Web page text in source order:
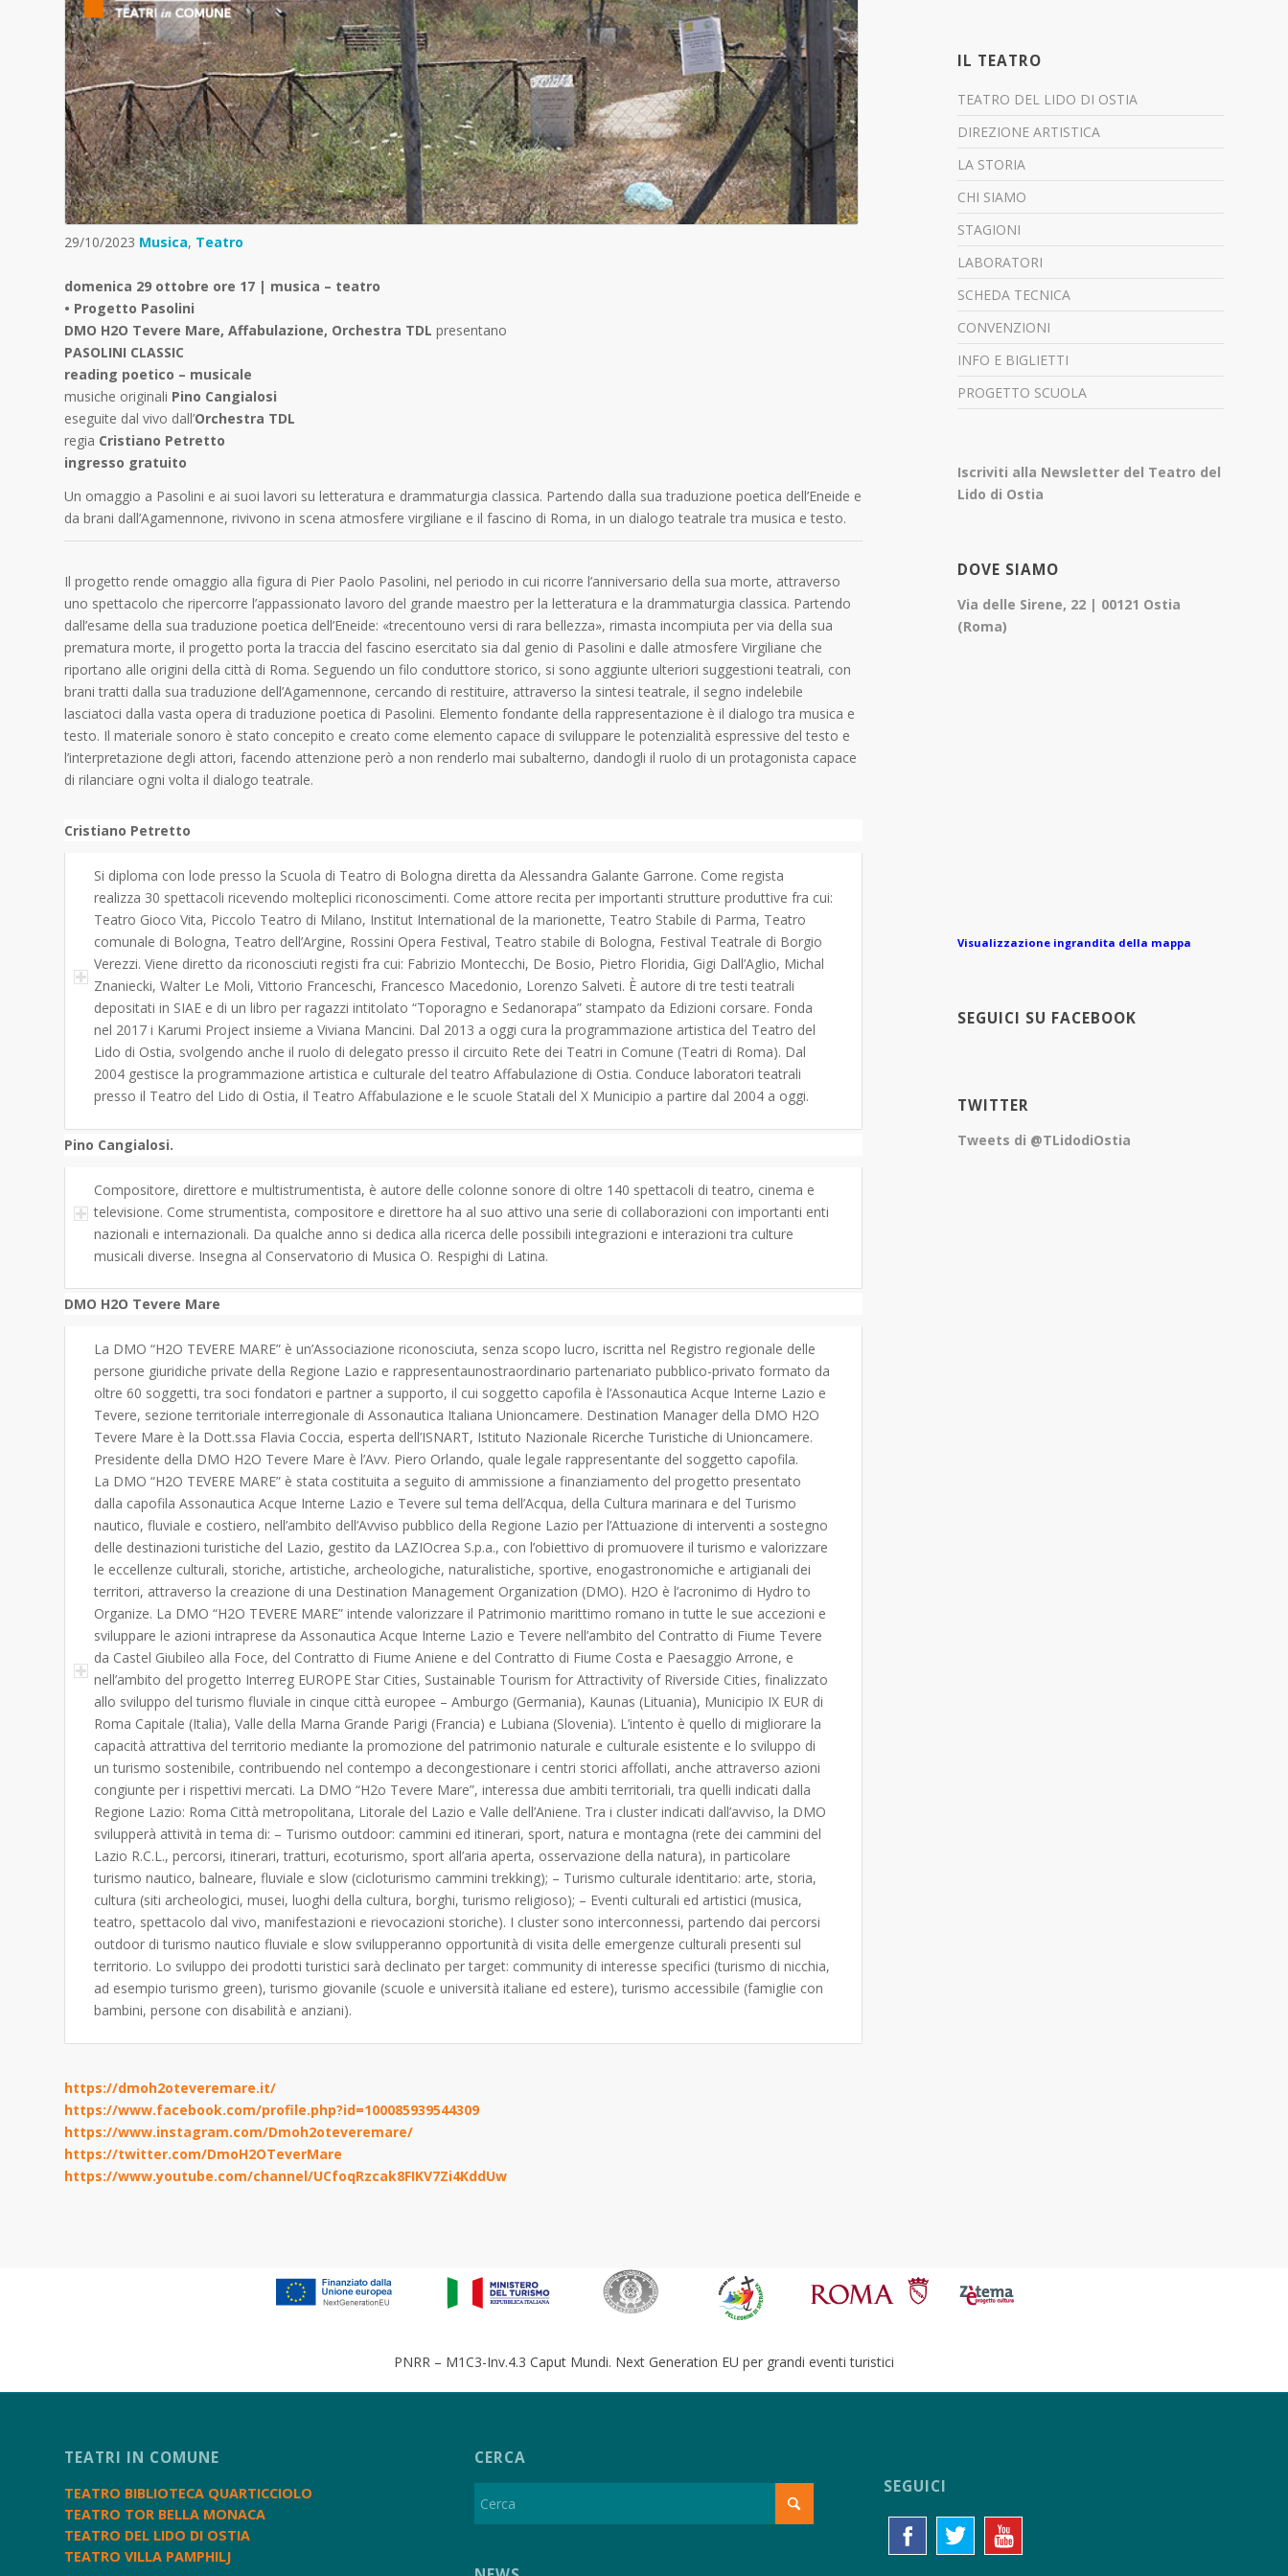
29/10/2023 Musica, Teatro
domenica 29 ottobre ore 17 | musica – teatro
• Progetto Pasolini
DMO H2O Tevere Mare, Affabulazione, Orchestra TDL presentano
PASOLINI CLASSIC
reading poetico – musicale
musiche originali Pino Cangialosi
eseguite dal vivo dall’Orchestra TDL
regia Cristiano Petretto
ingresso gratuito
Un omaggio a Pasolini e ai suoi lavori su letteratura e drammaturgia classica. Partendo dalla sua traduzione poetica dell’Eneide e
da brani dall’Agamennone, rivivono in scena atmosfere virgiliane e il fascino di Roma, in un dialogo teatrale tra musica e testo.
Il progetto rende omaggio alla figura di Pier Paolo Pasolini, nel periodo in cui ricorre l’anniversario della sua morte, attraverso
uno spettacolo che ripercorre l’appassionato lavoro del grande maestro per la letteratura e la drammaturgia classica. Partendo
dall’esame della sua traduzione poetica dell’Eneide: «trecentouno versi di rara bellezza», rimasta incompiuta per via della sua
prematura morte, il progetto porta la traccia del fascino esercitato sia dal genio di Pasolini e dalle atmosfere Virgiliane che
riportano alle origini della città di Roma. Seguendo un filo conduttore storico, si sono aggiunte ulteriori suggestioni teatrali, con
brani tratti dalla sua traduzione dell’Agamennone, cercando di restituire, attraverso la sintesi teatrale, il segno indelebile
lasciatoci dalla vasta opera di traduzione poetica di Pasolini. Elemento fondante della rappresentazione è il dialogo tra musica e
testo. Il materiale sonoro è stato concepito e creato come elemento capace di sviluppare le potenzialità espressive del testo e
l’interpretazione degli attori, facendo attenzione però a non renderlo mai subalterno, dandogli il ruolo di un protagonista capace
di rilanciare ogni volta il dialogo teatrale.
Cristiano Petretto
Si diploma con lode presso la Scuola di Teatro di Bologna diretta da Alessandra Galante Garrone. Come regista
realizza 30 spettacoli ricevendo molteplici riconoscimenti. Come attore recita per importanti strutture produttive fra cui:
Teatro Gioco Vita, Piccolo Teatro di Milano, Institut International de la marionette, Teatro Stabile di Parma, Teatro
comunale di Bologna, Teatro dell’Argine, Rossini Opera Festival, Teatro stabile di Bologna, Festival Teatrale di Borgio
Verezzi. Viene diretto da riconosciuti registi fra cui: Fabrizio Montecchi, De Bosio, Pietro Floridia, Gigi Dall’Aglio, Michal
Znaniecki, Walter Le Moli, Vittorio Franceschi, Francesco Macedonio, Lorenzo Salveti. È autore di tre testi teatrali
depositati in SIAE e di un libro per ragazzi intitolato “Toporagno e Sedanorapa” stampato da Edizioni corsare. Fonda
nel 2017 i Karumi Project insieme a Viviana Mancini. Dal 2013 a oggi cura la programmazione artistica del Teatro del
Lido di Ostia, svolgendo anche il ruolo di delegato presso il circuito Rete dei Teatri in Comune (Teatri di Roma). Dal
2004 gestisce la programmazione artistica e culturale del teatro Affabulazione di Ostia. Conduce laboratori teatrali
presso il Teatro del Lido di Ostia, il Teatro Affabulazione e le scuole Statali del X Municipio a partire dal 2004 a oggi.
Pino Cangialosi.
Compositore, direttore e multistrumentista, è autore delle colonne sonore di oltre 140 spettacoli di teatro, cinema e
televisione. Come strumentista, compositore e direttore ha al suo attivo una serie di collaborazioni con importanti enti
nazionali e internazionali. Da qualche anno si dedica alla ricerca delle possibili integrazioni e interazioni tra culture
musicali diverse. Insegna al Conservatorio di Musica O. Respighi di Latina.
DMO H2O Tevere Mare
La DMO “H2O TEVERE MARE” è un’Associazione riconosciuta, senza scopo lucro, iscritta nel Registro regionale delle
persone giuridiche private della Regione Lazio e rappresentaunostraordinario partenariato pubblico-privato formato da
oltre 60 soggetti, tra soci fondatori e partner a supporto, il cui soggetto capofila è l’Assonautica Acque Interne Lazio e
Tevere, sezione territoriale interregionale di Assonautica Italiana Unioncamere. Destination Manager della DMO H2O
Tevere Mare è la Dott.ssa Flavia Coccia, esperta dell’ISNART, Istituto Nazionale Ricerche Turistiche di Unioncamere.
Presidente della DMO H2O Tevere Mare è l’Avv. Piero Orlando, quale legale rappresentante del soggetto capofila.
La DMO “H2O TEVERE MARE” è stata costituita a seguito di ammissione a finanziamento del progetto presentato
dalla capofila Assonautica Acque Interne Lazio e Tevere sul tema dell’Acqua, della Cultura marinara e del Turismo
nautico, fluviale e costiero, nell’ambito dell’Avviso pubblico della Regione Lazio per l’Attuazione di interventi a sostegno
delle destinazioni turistiche del Lazio, gestito da LAZIOcrea S.p.a., con l’obiettivo di promuovere il turismo e valorizzare
le eccellenze culturali, storiche, artistiche, archeologiche, naturalistiche, sportive, enogastronomiche e artigianali dei
territori, attraverso la creazione di una Destination Management Organization (DMO). H2O è l’acronimo di Hydro to
Organize. La DMO “H2O TEVERE MARE” intende valorizzare il Patrimonio marittimo romano in tutte le sue accezioni e
sviluppare le azioni intraprese da Assonautica Acque Interne Lazio e Tevere nell’ambito del Contratto di Fiume Tevere
da Castel Giubileo alla Foce, del Contratto di Fiume Aniene e del Contratto di Fiume Costa e Paesaggio Arrone, e
nell’ambito del progetto Interreg EUROPE Star Cities, Sustainable Tourism for Attractivity of Riverside Cities, finalizzato
allo sviluppo del turismo fluviale in cinque città europee – Amburgo (Germania), Kaunas (Lituania), Municipio IX EUR di
Roma Capitale (Italia), Valle della Marna Grande Parigi (Francia) e Lubiana (Slovenia). L’intento è quello di migliorare la
capacità attrattiva del territorio mediante la promozione del patrimonio naturale e culturale esistente e lo sviluppo di
un turismo sostenibile, contribuendo nel contempo a decongestionare i centri storici affollati, anche attraverso azioni
congiunte per i rispettivi mercati. La DMO “H2o Tevere Mare”, interessa due ambiti territoriali, tra quelli indicati dalla
Regione Lazio: Roma Città metropolitana, Litorale del Lazio e Valle dell’Aniene. Tra i cluster indicati dall’avviso, la DMO
svilupperà attività in tema di: – Turismo outdoor: cammini ed itinerari, sport, natura e montagna (rete dei cammini del
Lazio R.C.L., percorsi, itinerari, tratturi, ecoturismo, sport all’aria aperta, osservazione della natura), in particolare
turismo nautico, balneare, fluviale e slow (cicloturismo cammini trekking); – Turismo culturale identitario: arte, storia,
cultura (siti archeologici, musei, luoghi della cultura, borghi, turismo religioso); – Eventi culturali ed artistici (musica,
teatro, spettacolo dal vivo, manifestazioni e rievocazioni storiche). I cluster sono interconnessi, partendo dai percorsi
outdoor di turismo nautico fluviale e slow svilupperanno opportunità di visita delle emergenze culturali presenti sul
territorio. Lo sviluppo dei prodotti turistici sarà declinato per target: community di interesse specifici (turismo di nicchia,
ad esempio turismo green), turismo giovanile (scuole e università italiane ed estere), turismo accessibile (famiglie con
bambini, persone con disabilità e anziani).
https://dmoh2oteveremare.it/
https://www.facebook.com/profile.php?id=100085939544309
https://www.instagram.com/Dmoh2oteveremare/
https://twitter.com/DmoH2OTeverMare
https://www.youtube.com/channel/UCfoqRzcak8FIKV7Zi4KddUw
IL TEATRO
TEATRO DEL LIDO DI OSTIA
DIREZIONE ARTISTICA
LA STORIA
CHI SIAMO
STAGIONI
LABORATORI
SCHEDA TECNICA
CONVENZIONI
INFO E BIGLIETTI
PROGETTO SCUOLA
Iscriviti alla Newsletter del Teatro del
Lido di Ostia
DOVE SIAMO
Via delle Sirene, 22 | 00121 Ostia
(Roma)
Visualizzazione ingrandita della mappa
SEGUICI SU FACEBOOK
TWITTER
Tweets di @TLidodiOstia
PNRR – M1C3-Inv.4.3 Caput Mundi. Next Generation EU per grandi eventi turistici
TEATRI IN COMUNE
TEATRO BIBLIOTECA QUARTICCIOLO
TEATRO TOR BELLA MONACA
TEATRO DEL LIDO DI OSTIA
TEATRO VILLA PAMPHILJ
CERCA
SEGUICI